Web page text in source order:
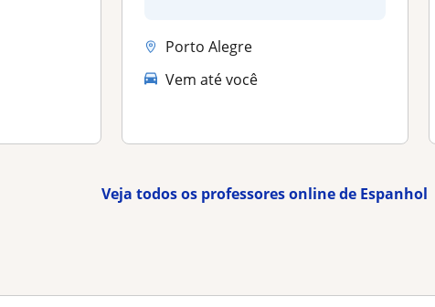
Porto Alegre
Vem até você
Veja todos os professores online de Espanhol